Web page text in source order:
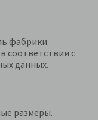
фабрики.
соответствии с
данных.
размеры.